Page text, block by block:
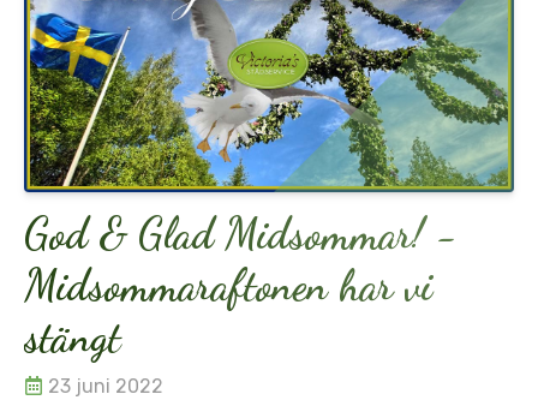
God & Glad Midsommar! -
Midsommaraftonen har vi
stängt
23 juni 2022